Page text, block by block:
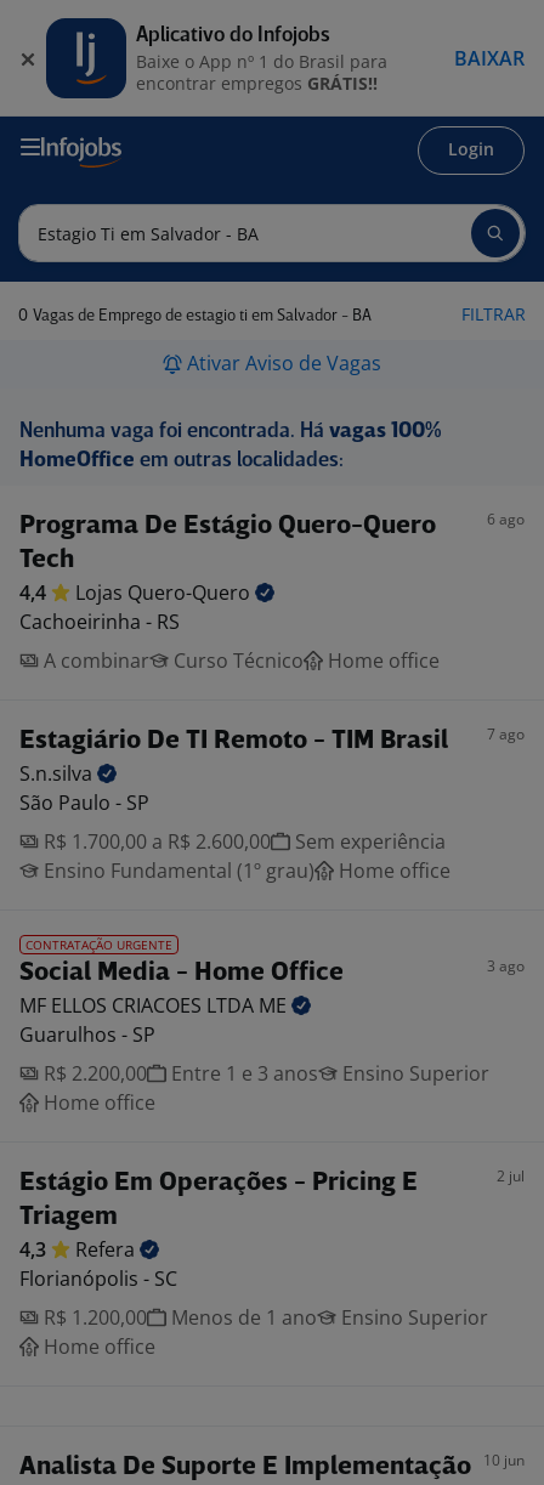
Login
0 Vagas de Emprego de estagio ti em Salvador - BA FILTRAR
Ativar Aviso de Vagas
Nenhuma vaga foi encontrada. Há vagas 100%
HomeOffice em outras localidades:
Programa De Estágio Quero-Quero
Tech
6 ago
4,4 Lojas Quero-Quero
Cachoeirinha - RS
A combinar
Curso Técnico Home office
Estagiário De TI Remoto - TIM Brasil 7 ago
S.n.silva
São Paulo - SP
R$ 1.700,00 a R$ 2.600,00
Sem experiência
Ensino Fundamental (1º grau)
Home office
CONTRATAÇÃO URGENTE
Social Media - Home Office 3 ago
MF ELLOS CRIACOES LTDA ME
Guarulhos - SP
R$ 2.200,00
Entre 1 e 3 anos
Ensino Superior
Home office
Estágio Em Operações - Pricing E
Triagem
2 jul
4,3
Refera
Florianópolis - SC
R$ 1.200,00
Menos de 1 ano
Ensino Superior
Home office
Analista De Suporte E Implementação 10 jun
Aplicativo do Infojobs
Baixe o App nº 1 do Brasil para
encontrar empregos GRÁTIS!!
BAIXAR